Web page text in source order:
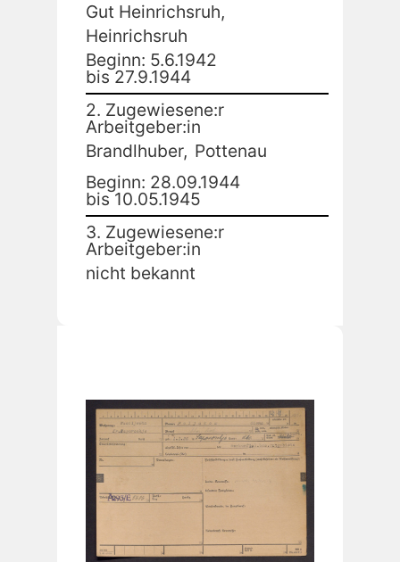
Gut Heinrichsruh,
Heinrichsruh
Beginn: 5.6.1942
bis 27.9.1944
2. Zugewiesene:r
Arbeitgeber:in
Brandlhuber, Pottenau
Beginn: 28.09.1944
bis 10.05.1945
3. Zugewiesene:r
Arbeitgeber:in
nicht bekannt